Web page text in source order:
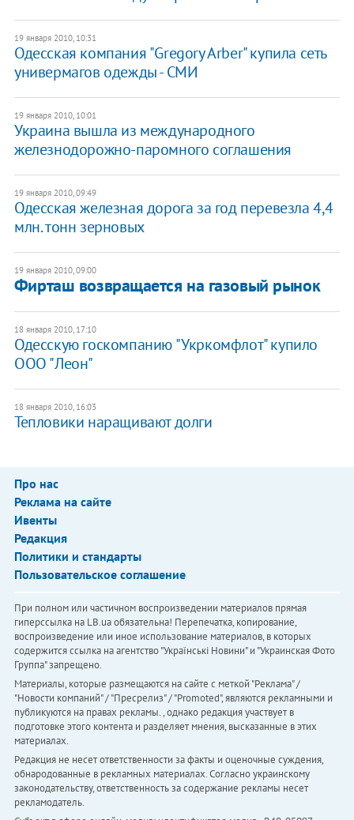
19 января 2010, 10:31
Одесская компания "Gregory Arber" купила сеть
универмагов одежды - СМИ
19 января 2010, 10:01
Украина вышла из международного
железнодорожно-паромного соглашения
19 января 2010, 09:49
Одесская железная дорога за год перевезла 4,4
млн. тонн зерновых
19 января 2010, 09:00
Фирташ возвращается на газовый рынок
18 января 2010, 17:10
Одесскую госкомпанию "Укркомфлот" купило
ООО "Леон"
18 января 2010, 16:03
Тепловики наращивают долги
Про нас
Реклама на сайте
Ивенты
Редакция
Политики и стандарты
Пользовательское соглашение
При полном или частичном воспроизведении материалов прямая
гиперссылка на LB.ua обязательна! Перепечатка, копирование,
воспроизведение или иное использование материалов, в которых
содержится ссылка на агентство "Українськi Новини" и "Украинская Фото
Группа" запрещено.
Материалы, которые размещаются на сайте с меткой "Реклама" /
"Новости компаний" / "Пресрелиз" / "Promoted", являются рекламными и
публикуются на правах рекламы. , однако редакция участвует в
подготовке этого контента и разделяет мнения, высказанные в этих
материалах.
Редакция не несет ответственности за факты и оценочные суждения,
обнародованные в рекламных материалах. Согласно украинскому
законодательству, ответственность за содержание рекламы несет
рекламодатель.